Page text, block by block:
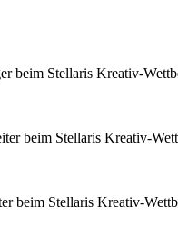
beim Stellaris Kreativ-
beim Stellaris Kreativ-
beim Stellaris Kreativ-